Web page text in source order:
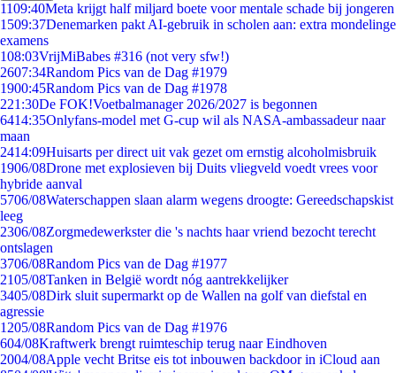
1109:40Meta krijgt half miljard boete voor mentale schade bij jongeren
1509:37Denemarken pakt AI-gebruik in scholen aan: extra mondelinge
examens
108:03VrijMiBabes #316 (not very sfw!)
2607:34Random Pics van de Dag #1979
1900:45Random Pics van de Dag #1978
221:30De FOK!Voetbalmanager 2026/2027 is begonnen
6414:35Onlyfans-model met G-cup wil als NASA-ambassadeur naar
maan
2414:09Huisarts per direct uit vak gezet om ernstig alcoholmisbruik
1906/08Drone met explosieven bij Duits vliegveld voedt vrees voor
hybride aanval
5706/08Waterschappen slaan alarm wegens droogte: Gereedschapskist
leeg
2306/08Zorgmedewerkster die 's nachts haar vriend bezocht terecht
ontslagen
3706/08Random Pics van de Dag #1977
2105/08Tanken in België wordt nóg aantrekkelijker
3405/08Dirk sluit supermarkt op de Wallen na golf van diefstal en
agressie
1205/08Random Pics van de Dag #1976
604/08Kraftwerk brengt ruimteschip terug naar Eindhoven
2004/08Apple vecht Britse eis tot inbouwen backdoor in iCloud aan